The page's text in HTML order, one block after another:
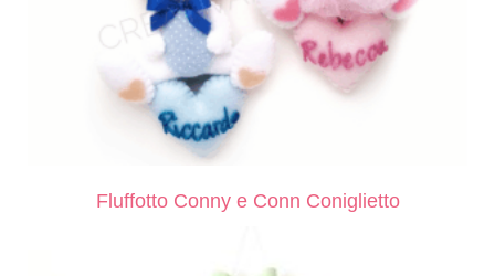
Fluffotto Conny e Conn Coniglietto